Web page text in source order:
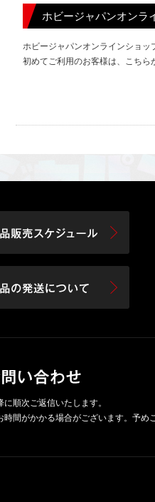
ホビージャパンオンラ
ホビージャパンオンラインショッ
初めてご利用のお客様は、こちら
に順次ご返信いたします。
時間がかかる場合がございます。予め